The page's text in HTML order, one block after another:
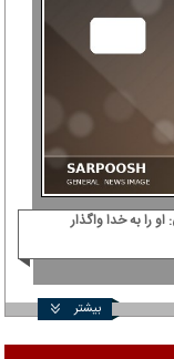
را به خدا واگذار
بیشتر